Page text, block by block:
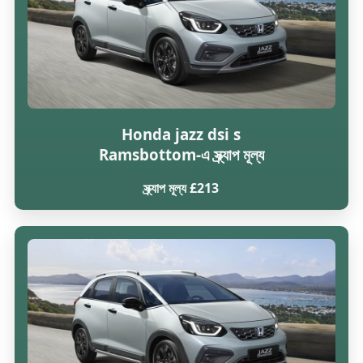
Honda jazz dsi s
Ramsbottom-এ স্ক্র্যাপ মূল্য
স্ক্র্যাপ মূল্য £213